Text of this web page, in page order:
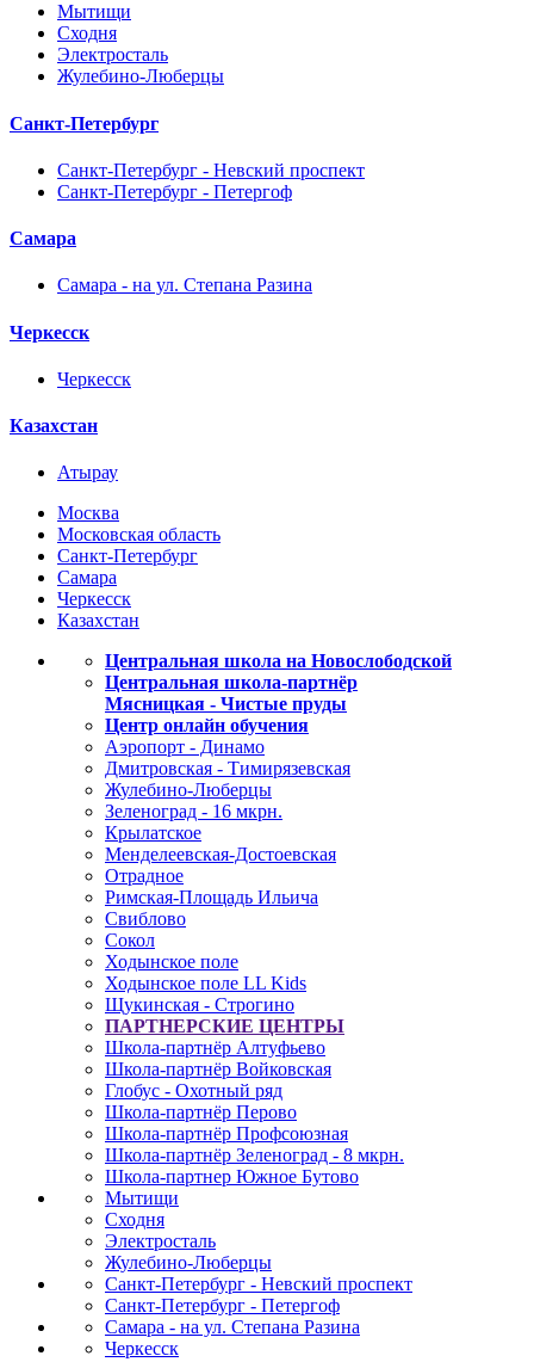
Мытищи
Сходня
Электросталь
Жулебино-Люберцы
Санкт-Петербург
Санкт-Петербург - Невский проспект
Санкт-Петербург - Петергоф
Самара
Самара - на ул. Степана Разина
Черкесск
Черкесск
Казахстан
Атырау
Москва
Московская область
Санкт-Петербург
Самара
Черкесск
Казахстан
Центральная школа на Новослободской
Центральная школа-партнёр
Мясницкая - Чистые пруды
Центр онлайн обучения
Аэропорт - Динамо
Дмитровская - Тимирязевская
Жулебино-Люберцы
Зеленоград - 16 мкрн.
Крылатское
Менделеевская-Достоевская
Отрадное
Римская-Площадь Ильича
Свиблово
Сокол
Ходынское поле
Ходынское поле LL Kids
Щукинская - Строгино
ПАРТНЕРСКИЕ ЦЕНТРЫ
Школа-партнёр Алтуфьево
Школа-партнёр Войковская
Глобус - Охотный ряд
Школа-партнёр Перово
Школа-партнёр Профсоюзная
Школа-партнёр Зеленоград - 8 мкрн.
Школа-партнер Южное Бутово
Мытищи
Сходня
Электросталь
Жулебино-Люберцы
Санкт-Петербург - Невский проспект
Санкт-Петербург - Петергоф
Самара - на ул. Степана Разина
Черкесск